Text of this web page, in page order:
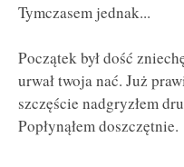
Tymczasem jednak...
Początek był dość
urwał twoja nać. Już
szczęście nadgryzłem
Popłynąłem doszczętnie.